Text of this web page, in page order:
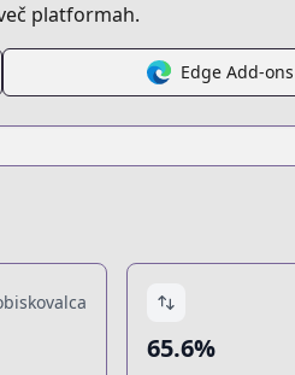
platformah.
Edge Add-ons
65.6%